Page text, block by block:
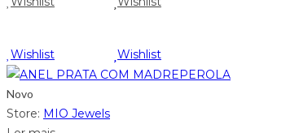
Wishlist
Wishlist
Novo
Store: MIO Jewels